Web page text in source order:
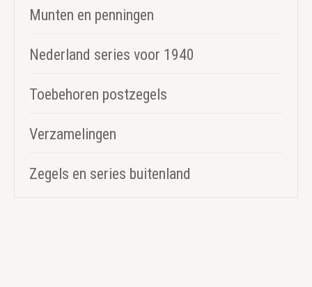
Munten en penningen
Nederland series voor 1940
Toebehoren postzegels
Verzamelingen
Zegels en series buitenland